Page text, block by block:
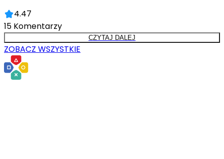
4.47
15 Komentarzy
CZYTAJ DALEJ
ZOBACZ WSZYSTKIE